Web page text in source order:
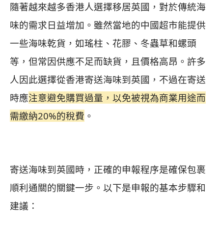
隨著越來越多香港人選擇移居英國，對於傳統海
味的需求日益增加。雖然當地的中國超市能提供
一些海味乾貨，如瑤柱、花膠、冬蟲草和螺頭
等，但常因供應不足而缺貨，且價格高昂。許多
人因此選擇從香港寄送海味到英國，不過在寄送
時應注意避免購買過量，以免被視為商業用途而
需繳納20%的稅費 。
寄送海味到英國時，正確的申報程序是確保包裹
順利通關的關鍵一步。以下是申報的基本步驟和
建議：